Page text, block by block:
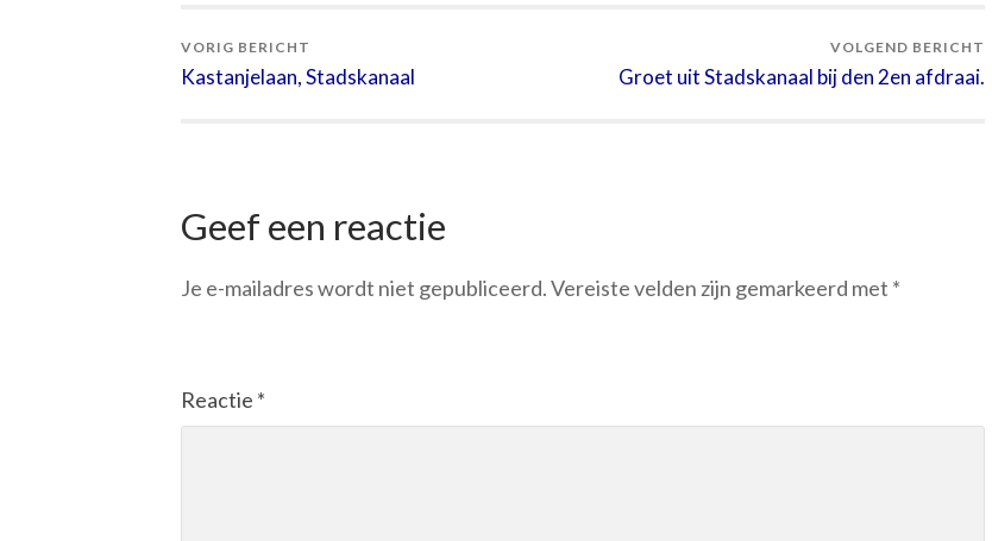
VORIG BERICHT
Kastanjelaan, Stadskanaal
VOLGEND BERICHT
Groet uit Stadskanaal bij den 2en afdraai.
Geef een reactie
Je e-mailadres wordt niet gepubliceerd.Vereiste velden zijn gemarkeerd met *
Reactie *